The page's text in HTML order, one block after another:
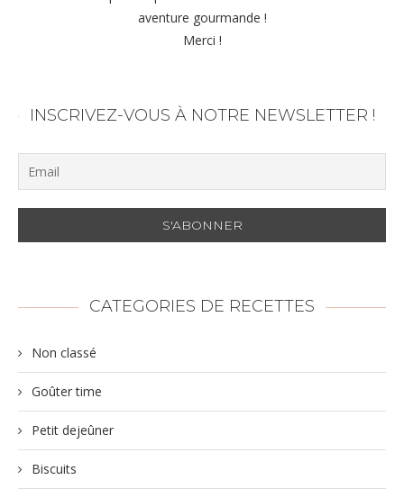
aventure gourmande !
Merci !
INSCRIVEZ-VOUS À NOTRE NEWSLETTER !
CATEGORIES DE RECETTES
Non classé
Goûter time
Petit dejeûner
Biscuits